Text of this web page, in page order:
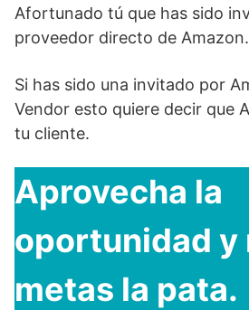
Afortunado tú que has sido
proveedor directo de Amazon.
Si has sido una invitado por
Vendor esto quiere decir que
tu cliente.
Aprovecha la
oportunidad y
metas la pata.